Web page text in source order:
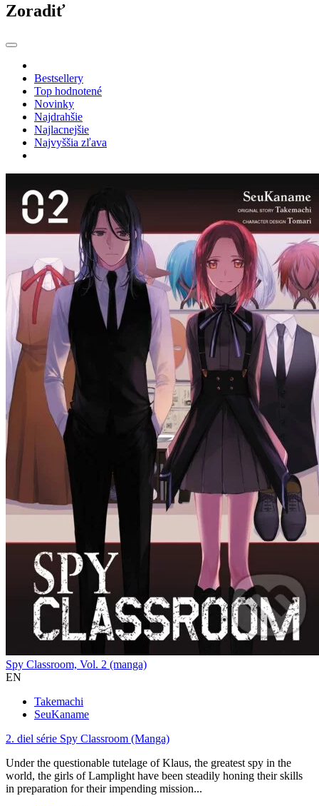
Zoradiť
Bestsellery
Top hodnotené
Novinky
Najdrahšie
Najlacnejšie
Najvyššia zľava
Spy Classroom, Vol. 2 (manga)
EN
Takemachi
SeuKaname
2. diel série Spy Classroom (Manga)
Under the questionable tutelage of Klaus, the greatest spy in the
world, the girls of Lamplight have been steadily honing their skills
in preparation for their impending mission...